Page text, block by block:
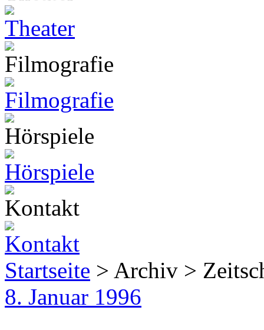
Startseite > Archiv >
8. Januar 1996